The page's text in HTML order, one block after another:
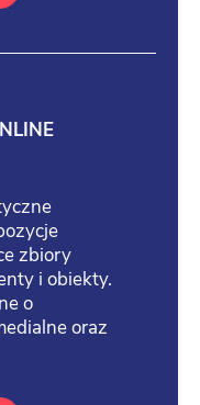
zbiory
i obiekty.
o
oraz